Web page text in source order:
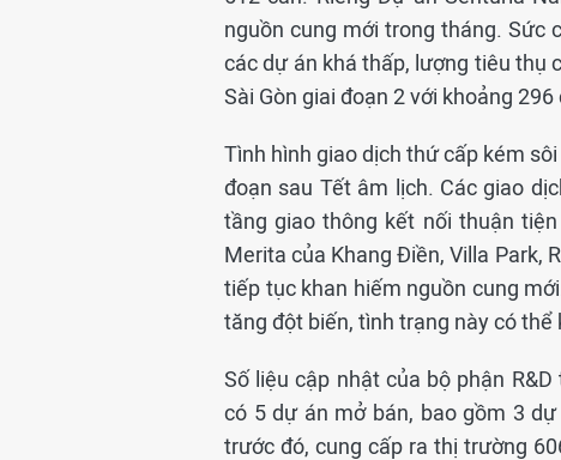
nguồn cung mới trong tháng. Sức
các dự án khá thấp, lượng tiêu thụ
Sài Gòn giai đoạn 2 với khoảng
Tình hình giao dịch thứ cấp kém
đoạn sau Tết âm lịch. Các giao
tầng giao thông kết nối thuận
Merita của Khang Điền, Villa Park,
tiếp tục khan hiếm nguồn cung
tăng đột biến, tình trạng này có thể
Số liệu cập nhật của bộ phận
có 5 dự án mở bán, bao gồm 3
trước đó, cung cấp ra thị trường